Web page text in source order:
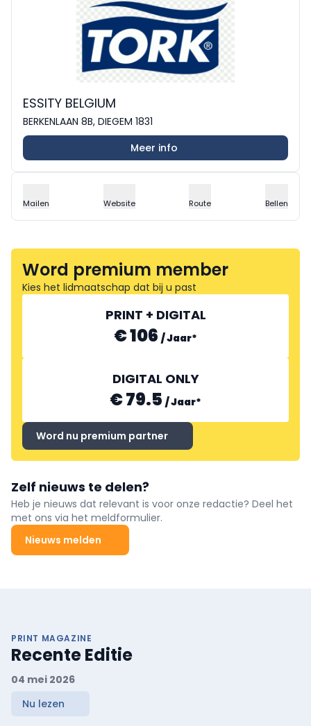
ESSITY BELGIUM
BERKENLAAN 8B, DIEGEM 1831
Meer info
Mailen Website Route Bellen
Word premium member
Kies het lidmaatschap dat bij u past
PRINT + DIGITAL
€ 106 /Jaar*
DIGITAL ONLY
€ 79.5 /Jaar*
Word nu premium partner
Zelf nieuws te delen?
Heb je nieuws dat relevant is voor onze redactie? Deel het
met ons via het meldformulier.
Nieuws melden
PRINT MAGAZINE
Recente Editie
04 mei 2026
Nu lezen